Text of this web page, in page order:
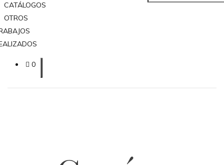
CATÁLOGOS
OTROS
0